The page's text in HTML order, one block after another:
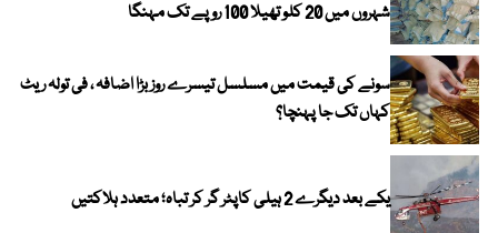
شہروں میں 20 کلو تھیلا 100 روپے تک مہنگا
سونے کی قیمت میں مسلسل تیسرے روز بڑا اضافہ ، فی تولہ ریٹ
کہاں تک جا پہنچا؟
یکے بعد دیگرے 2 ہیلی کاپٹر گر کر تباہ؛ متعدد ہلاکتیں